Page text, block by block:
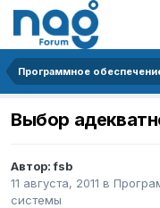
Программное
Выбор
Автор:fsb
11 августа, 2011 в
системы